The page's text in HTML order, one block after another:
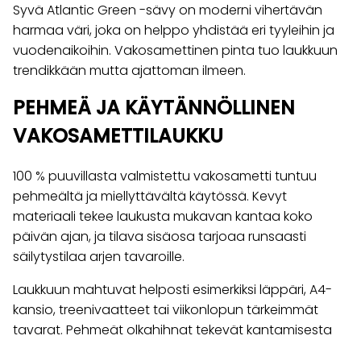
Syvä Atlantic Green -sävy on moderni vihertävän
harmaa väri, joka on helppo yhdistää eri tyyleihin ja
vuodenaikoihin. Vakosamettinen pinta tuo laukkuun
trendikkään mutta ajattoman ilmeen.
PEHMEÄ JA KÄYTÄNNÖLLINEN
VAKOSAMETTILAUKKU
100 % puuvillasta valmistettu vakosametti tuntuu
pehmeältä ja miellyttävältä käytössä. Kevyt
materiaali tekee laukusta mukavan kantaa koko
päivän ajan, ja tilava sisäosa tarjoaa runsaasti
säilytystilaa arjen tavaroille.
Laukkuun mahtuvat helposti esimerkiksi läppäri, A4-
kansio, treenivaatteet tai viikonlopun tärkeimmät
tavarat. Pehmeät olkahihnat tekevät kantamisesta